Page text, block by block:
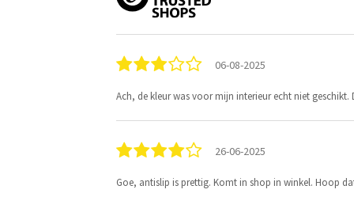
06-08-2025
Ach, de kleur was voor mijn interieur echt niet geschikt.
26-06-2025
Goe, antislip is prettig. Komt in shop in winkel. Hoop